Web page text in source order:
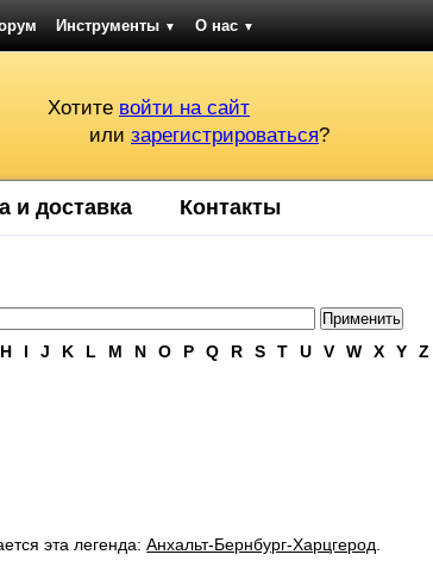
Инструменты ▼ О нас ▼
Хотите войти на сайт
или зарегистрироваться?
и доставка Контакты
H I J K L M N O P Q R S T U V W X Y Z
эта легенда:Анхальт-Бернбург-Харцгерод.